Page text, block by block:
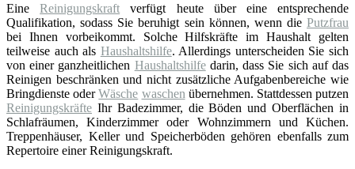
EineReinigungskraft verfügt heute über eine entsprechende
Qualifikation, sodass Sie beruhigt sein können, wenn die Putzfrau
bei Ihnen vorbeikommt. Solche Hilfskräfte im Haushalt gelten
teilweise auch als Haushaltshilfe. Allerdings unterscheiden Sie sich
von einer ganzheitlichen Haushaltshilfedarin, dass Sie sich auf das
Reinigen beschränken und nicht zusätzliche Aufgabenbereiche wie
Bringdienste oderWäsche waschen übernehmen. Stattdessen putzen
Reinigungskräfte Ihr Badezimmer, die Böden und Oberflächen in
Schlafräumen, Kinderzimmer oder Wohnzimmern und Küchen.
Treppenhäuser, Keller und Speicherböden gehören ebenfalls zum
Repertoire einer Reinigungskraft.